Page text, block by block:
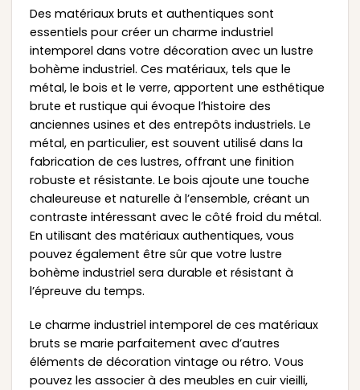
Des matériaux bruts et authentiques sont
essentiels pour créer un charme industriel
intemporel dans votre décoration avec un lustre
bohème industriel. Ces matériaux, tels que le
métal, le bois et le verre, apportent une esthétique
brute et rustique qui évoque l’histoire des
anciennes usines et des entrepôts industriels. Le
métal, en particulier, est souvent utilisé dans la
fabrication de ces lustres, offrant une finition
robuste et résistante. Le bois ajoute une touche
chaleureuse et naturelle à l’ensemble, créant un
contraste intéressant avec le côté froid du métal.
En utilisant des matériaux authentiques, vous
pouvez également être sûr que votre lustre
bohème industriel sera durable et résistant à
l’épreuve du temps.
Le charme industriel intemporel de ces matériaux
bruts se marie parfaitement avec d’autres
éléments de décoration vintage ou rétro. Vous
pouvez les associer à des meubles en cuir vieilli,